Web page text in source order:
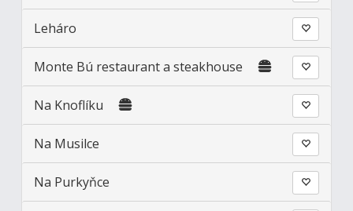
Leháro
Monte Bú restaurant a steakhouse
Na Knoflíku
Na Musilce
Na Purkyňce